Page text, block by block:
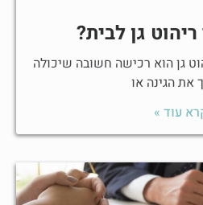
גן לבית?
גן הוא רכישה חשובה שיכולה
את הגינה או
עוד »